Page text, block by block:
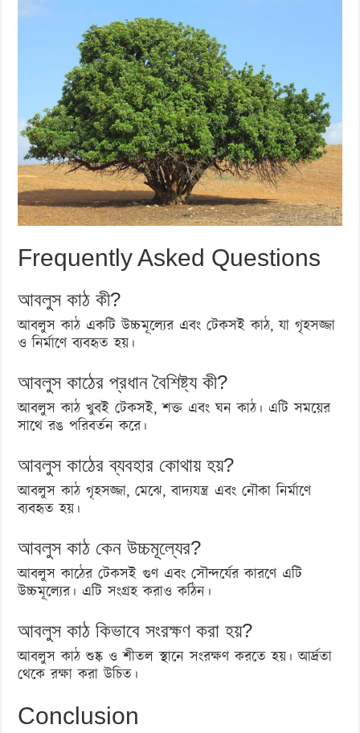
Frequently Asked Questions
আবলুস কাঠ কী?
আবলুস কাঠ একটি উচ্চমূল্যের এবং টেকসই কাঠ, যা গৃহসজ্জা
ও নির্মাণে ব্যবহৃত হয়।
আবলুস কাঠের প্রধান বৈশিষ্ট্য কী?
আবলুস কাঠ খুবই টেকসই, শক্ত এবং ঘন কাঠ। এটি সময়ের
সাথে রঙ পরিবর্তন করে।
আবলুস কাঠের ব্যবহার কোথায় হয়?
আবলুস কাঠ গৃহসজ্জা, মেঝে, বাদ্যযন্ত্র এবং নৌকা নির্মাণে
ব্যবহৃত হয়।
আবলুস কাঠ কেন উচ্চমূল্যের?
আবলুস কাঠের টেকসই গুণ এবং সৌন্দর্যের কারণে এটি
উচ্চমূল্যের। এটি সংগ্রহ করাও কঠিন।
আবলুস কাঠ কিভাবে সংরক্ষণ করা হয়?
আবলুস কাঠ শুষ্ক ও শীতল স্থানে সংরক্ষণ করতে হয়। আর্দ্রতা
থেকে রক্ষা করা উচিত।
Conclusion